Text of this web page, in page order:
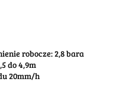
robocze: 2,8 bara
do 4,9m
20mm/h